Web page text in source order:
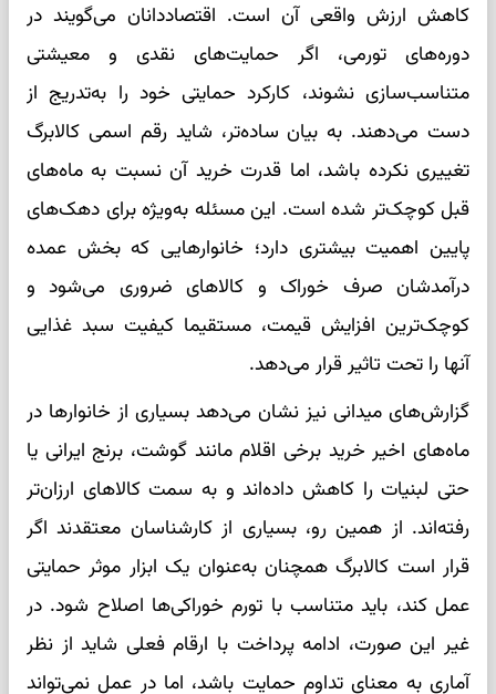
کاهش ارزش واقعی آن است. اقتصاددانان می‌گویند در
دوره‌های تورمی، اگر حمایت‌های نقدی و معیشتی
متناسب‌سازی نشوند، کارکرد حمایتی خود را به‌تدریج از
دست می‌دهند. به بیان ساده‌تر، شاید رقم اسمی کالابرگ
تغییری نکرده باشد، اما قدرت خرید آن نسبت به ماه‌های
قبل کوچک‌تر شده است. این مسئله به‌ویژه برای دهک‌های
پایین اهمیت بیشتری دارد؛ خانوارهایی که بخش عمده
درآمدشان صرف خوراک و کالاهای ضروری می‌شود و
کوچک‌ترین افزایش قیمت، مستقیما کیفیت سبد غذایی
آنها را تحت تاثیر قرار می‌دهد.
گزارش‌های میدانی نیز نشان می‌دهد بسیاری از خانوارها در
ماه‌های اخیر خرید برخی اقلام مانند گوشت، برنج ایرانی یا
حتی لبنیات را کاهش داده‌اند و به سمت کالاهای ارزان‌تر
رفته‌اند. از همین رو، بسیاری از کارشناسان معتقدند اگر
قرار است کالابرگ همچنان به‌عنوان یک ابزار موثر حمایتی
عمل کند، باید متناسب با تورم خوراکی‌ها اصلاح شود. در
غیر این صورت، ادامه پرداخت با ارقام فعلی شاید از نظر
آماری به معنای تداوم حمایت باشد، اما در عمل نمی‌تواند